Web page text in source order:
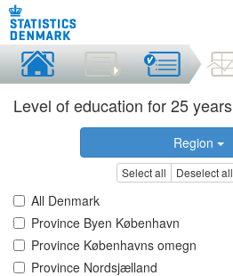
Level of education for 25 years
Region
Select all Deselect all
All Denmark
Province Byen København
Province Københavns omegn
Province Nordsjælland